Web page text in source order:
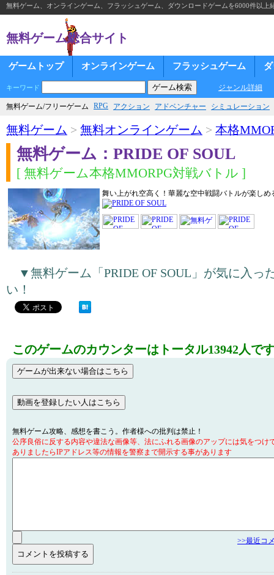
無料ゲーム、オンラインゲーム、フラッシュゲーム、ダウンロードゲームを6000件以上
無料ゲーム総合サイト
ゲームトップ オンラインゲーム フラッシュゲーム
キーワード ジャンル詳細
無料ゲーム/フリーゲーム RPG アクション アドベンチャー シミュレーション
無料ゲーム > 無料オンラインゲーム > 本格
無料ゲーム：PRIDE OF SOUL
[ 無料ゲーム本格MMORPG対戦バトル ]
舞い上がれ空高く！華麗な空中戦闘バトルが楽しめ
▼無料ゲーム「PRIDE OF SOUL」が気に入っ
い！
このゲームのカウンターはトータル13942人で
無料ゲーム攻略、感想を書こう。作者様への批判は禁止！
公序良俗に反する内容や違法な画像等、法にふれる画像のアップには気をつけ
ありましたらIPアドレス等の情報を警察まで開示する事があります
>>最近コ